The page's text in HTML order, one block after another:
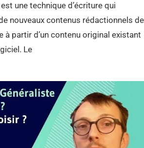
une technique d’écriture qui
nouveaux contenus rédactionnels de
à partir d’un contenu original existant
Le